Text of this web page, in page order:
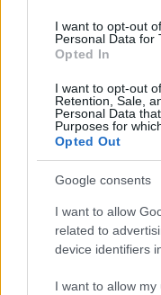
I want to opt-out
Personal Data for
Opted In
I want to opt-out
Retention, Sale,
Personal Data
Purposes for
Opted Out
Google consents
I want to allow
related to
device identifiers
I want to allow
2021-re jósolták a
delta variáns.
2022-es
magazin 96.